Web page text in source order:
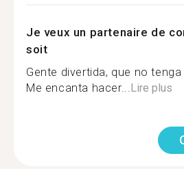
Je veux un partenaire de
soit
Gente divertida, que no
Me encanta hacer...Lire plus